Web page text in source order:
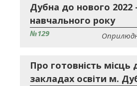
Дубна до нового 2022
навчального року
№129
Про готовність місць
закладах освіти м.